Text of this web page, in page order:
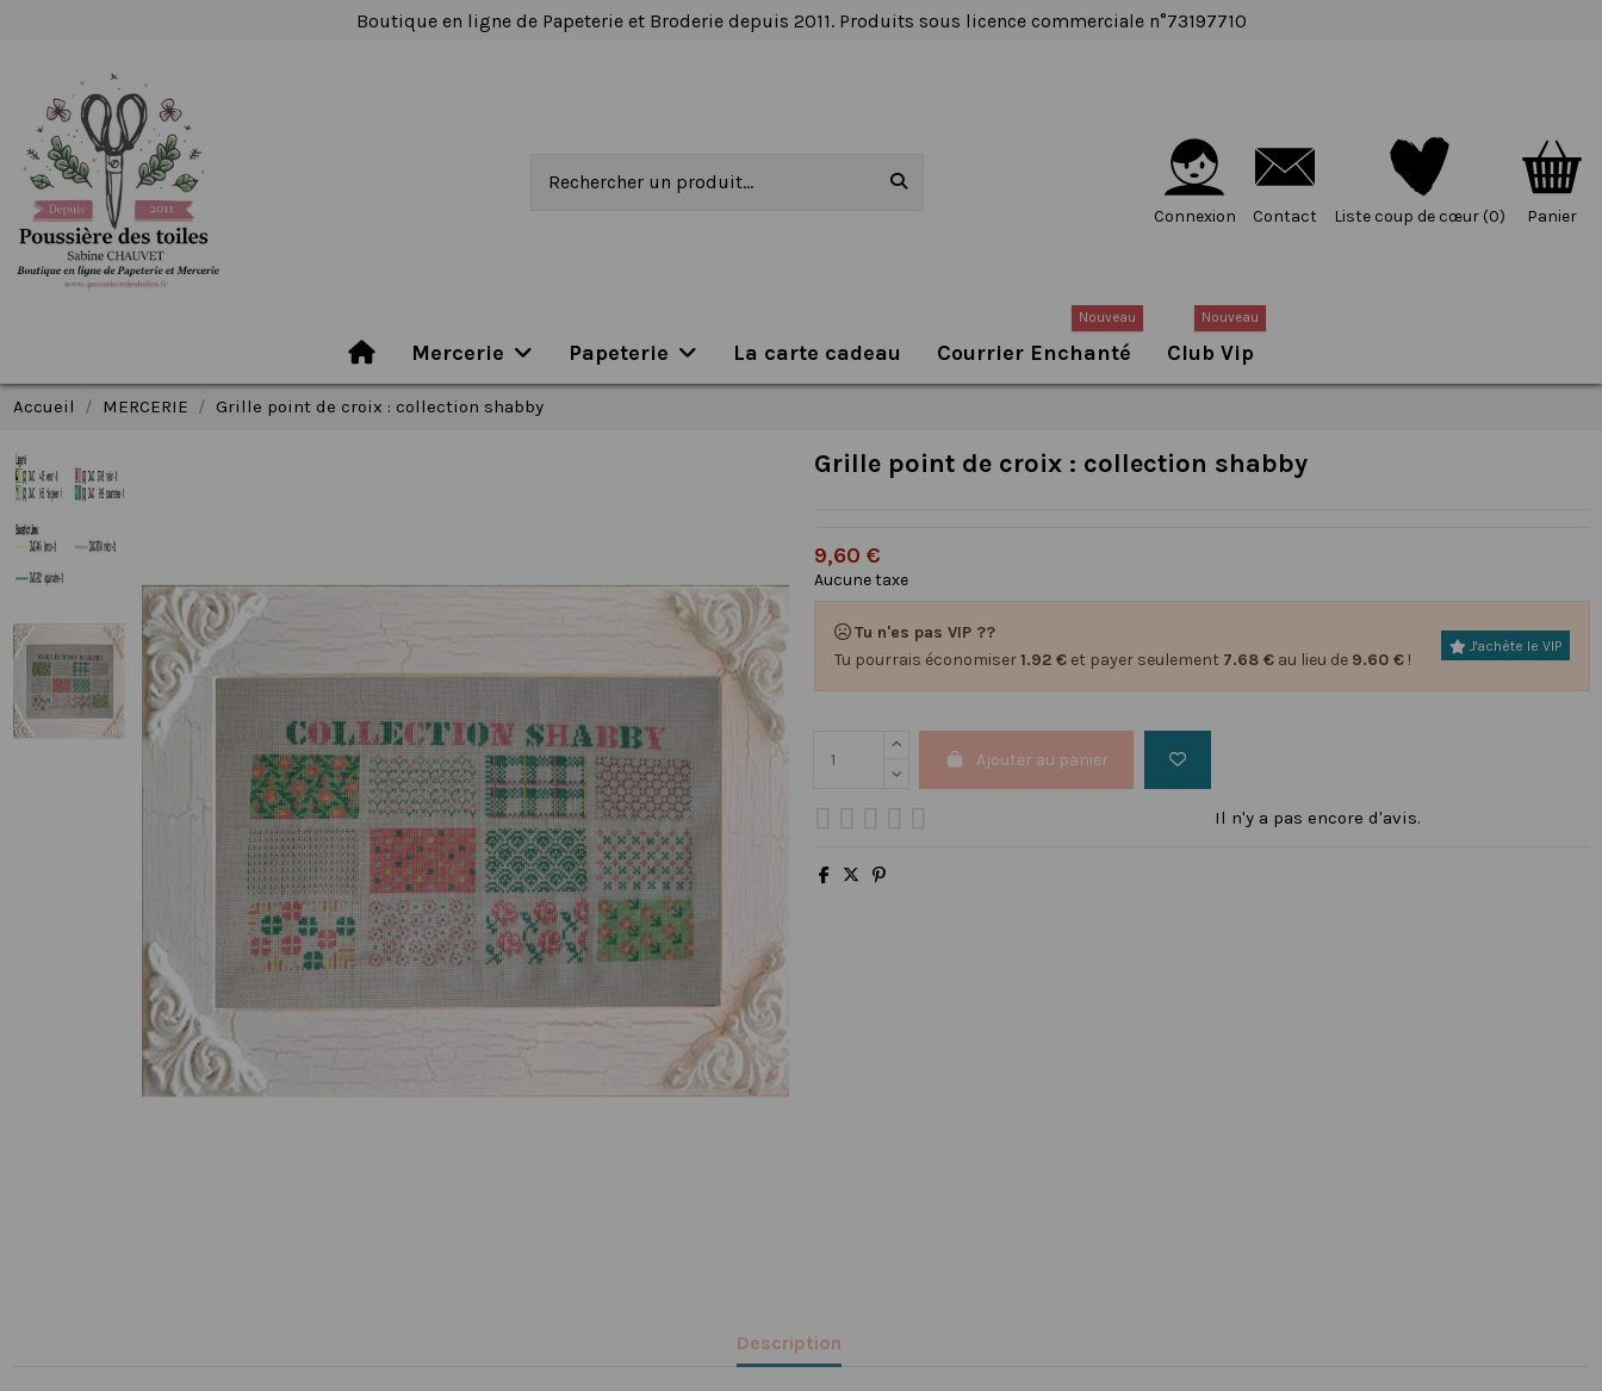
Boutique en ligne de Papeterie et Broderie depuis 2011. Produits sous licence commerciale n°73197710
Connexion Contact Liste coup de cœur (0) Panier
Mercerie Papeterie La carte cadeau Courrier Enchanté
Nouveau
Club Vip
Nouveau
Accueil MERCERIE Grille point de croix : collection shabby
Grille point de croix : collection shabby
9,60 €
Aucune taxe
Tu n'es pas VIP ??
Tu pourrais économiser1.92 €et payer seulement 7.68 €au lieu de 9.60 €!
J'achète le VIP
Ajouter au panier
Il n'y a pas encore d'avis.
Description